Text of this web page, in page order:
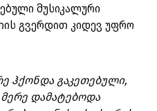
მუსიკალური
გვერდით კიდევ უფრო
ჰქონდა გაკეთებული,
დამატებოდა